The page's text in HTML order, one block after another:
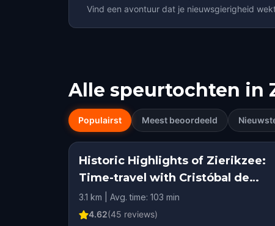
Vind een avontuur dat je nieuwsgierigheid
Alle speurtochten in
Populairst Meest beoordeeld
Historic Highlights of Zierikzee:
Time-travel with Cristóbal de
Mondragón
3.1 km | Avg. time: 103 min
4.62(45 reviews)